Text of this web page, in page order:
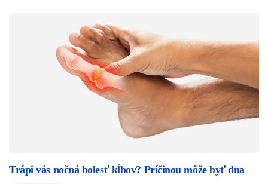
Trápi vás nočná bolesť kĺbov? Príčinou môže byť dna